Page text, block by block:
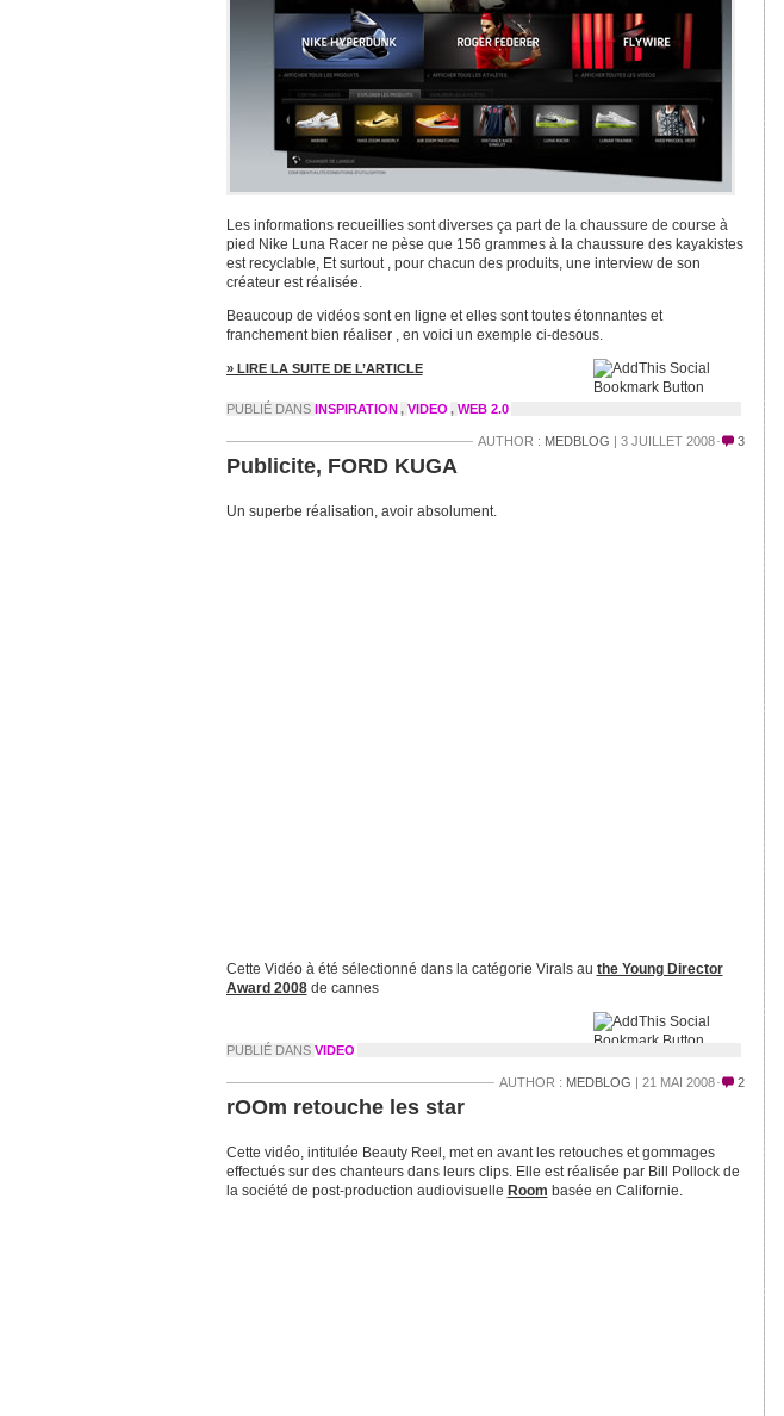
Les informations recueillies sont diverses ça part de la chaussure de course à
pied Nike Luna Racer ne pèse que 156 grammes à la chaussure des kayakistes
est recyclable, Et surtout , pour chacun des produits, une interview de son
créateur est réalisée.
Beaucoup de vidéos sont en ligne et elles sont toutes étonnantes et
franchement bien réaliser , en voici un exemple ci-desous.
» LIRE LA SUITE DE L’ARTICLE
PUBLIÉ DANS INSPIRATION , VIDEO , WEB 2.0
AUTHOR : MEDBLOG | 3 JUILLET 2008 3
Publicite, FORD KUGA
Un superbe réalisation, avoir absolument.
Cette Vidéo à été sélectionné dans la catégorie Virals au the Young Director
Award 2008de cannes
PUBLIÉ DANS VIDEO
AUTHOR : MEDBLOG | 21 MAI 2008 2
rOOm retouche les star
Cette vidéo, intitulée Beauty Reel, met en avant les retouches et gommages
effectués sur des chanteurs dans leurs clips. Elle est réalisée par Bill Pollock de
la société de post-production audiovisuelle Room basée en Californie.